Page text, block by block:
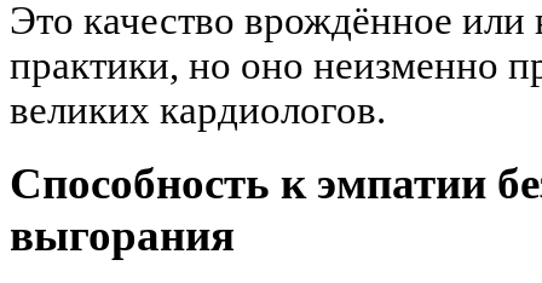
Это качество врождённое
практики, но оно неизменно
великих кардиологов.
Способность к эмпатии
выгорания